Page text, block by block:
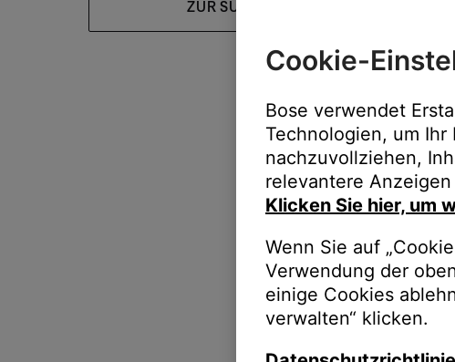
ZUR SUPPORT-HOMEPAGE
Cookie-
Bose verwendet
Technologien, um
nachzuvollziehen,
relevantere
Klicken Sie hier, um
Wenn Sie auf
Verwendung der
einige Cookies
verwalten“ klicken.